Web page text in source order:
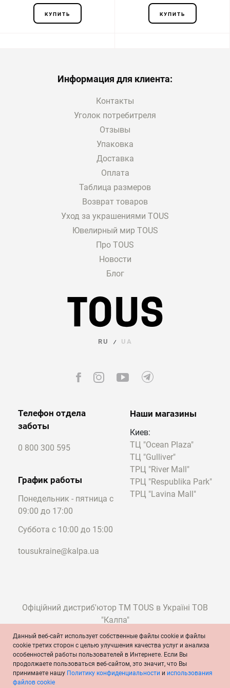
КУПИТЬ КУПИТЬ
Информация для клиента:
Контакты
Уголок потребитреля
Отзывы
Упаковка
Доставка
Оплата
Таблица размеров
Возврат товаров
Уход за украшениями TOUS
Ювелирный мир TOUS
Про TOUS
Новости
Блог
RU / UA
Телефон отдела
заботы
0 800 300 595
График работы
Понедельник - пятница с
09:00 до 17:00
Суббота с 10:00 до 15:00
tousukraine@kalpa.ua
Наши магазины
Киев:
ТЦ "Ocean Plaza"
ТЦ "Gulliver"
ТРЦ "River Mall"
ТРЦ "Respublika Park"
ТРЦ "Lavina Mall"
Офіційний дистриб'ютор ТМ TOUS в Україні ТОВ
"Калпа"
© TOUS, ювелиры с 1920 года
Условия и положения
Политика конфиденциальности
Политика cookie
Данный веб-сайт использует собственные файлы cookie и файлы
cookie третих сторон с целью улучшения качества услуг и анализа
особенностей работы пользователей в Интернете. Если Вы
продолжаете пользоваться веб-сайтом, это значит, что Вы
принимаете нашу Политику конфиденциальности и использования
файлов cookie